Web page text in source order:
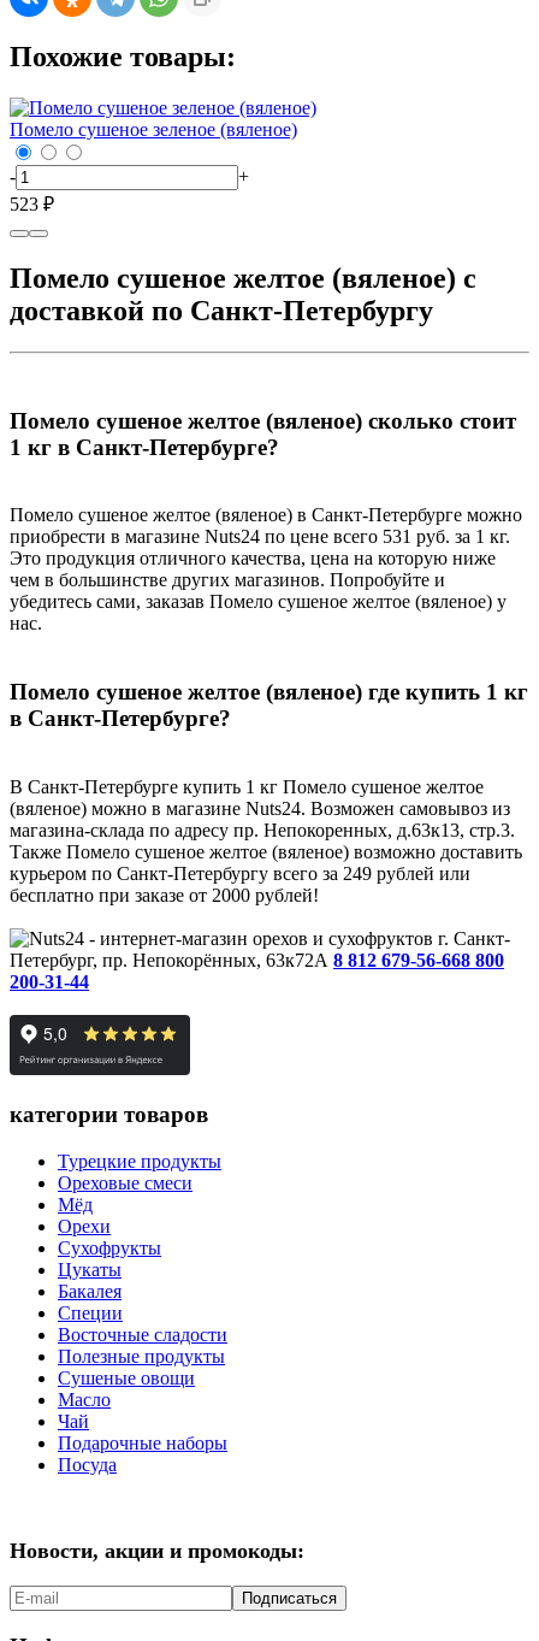
Похожие товары:
Помело сушеное зеленое (вяленое)
-
+
523 ₽
Помело сушеное желтое (вяленое) с
доставкой по Санкт-Петербургу
Помело сушеное желтое (вяленое) сколько стоит
1 кг в Санкт-Петербурге?
Помело сушеное желтое (вяленое) в Санкт-Петербурге можно
приобрести в магазине Nuts24 по цене всего 531 руб. за 1 кг.
Это продукция отличного качества, цена на которую ниже
чем в большинстве других магазинов. Попробуйте и
убедитесь сами, заказав Помело сушеное желтое (вяленое) у
нас.
Помело сушеное желтое (вяленое) где купить 1 кг
в Санкт-Петербурге?
В Санкт-Петербурге купить 1 кг Помело сушеное желтое
(вяленое) можно в магазине Nuts24. Возможен самовывоз из
магазина-склада по адресу пр. Непокоренных, д.63к13, стр.3.
Также Помело сушеное желтое (вяленое) возможно доставить
курьером по Санкт-Петербургу всего за 249 рублей или
бесплатно при заказе от 2000 рублей!
г. Санкт-
Петербург, пр. Непокорённых, 63к72А 8 812 679-56-668 800
200-31-44
категории товаров
Турецкие продукты
Ореховые смеси
Мёд
Орехи
Сухофрукты
Цукаты
Бакалея
Специи
Восточные сладости
Полезные продукты
Сушеные овощи
Масло
Чай
Подарочные наборы
Посуда
Новости, акции и промокоды:
Подписаться